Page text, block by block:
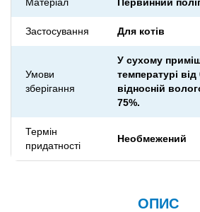
Застосування Для котів
Умови
зберігання
У сухому
температурі
відносній
75%.
Термін
придатності
Необмежений
ОПИС